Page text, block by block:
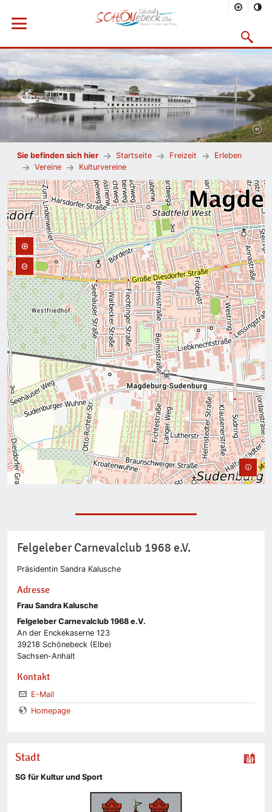
Menü öffnen
Vorheriges Bild
Sie befinden sich hier Startseite Freizeit
Erleben
Vereine
Kulturvereine
Felgeleber Carnevalclub 1968 e.V.
Präsidentin Sandra Kalusche
Adresse
Frau Sandra Kalusche
Felgeleber Carnevalclub 1968 e.V.
An der Enckekaserne 123
39218 Schönebeck (Elbe)
Sachsen-Anhalt
Kontakt
E-Mail
Homepage
Stadt
SG für Kultur und Sport